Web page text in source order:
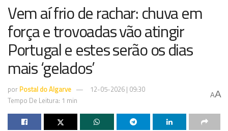
Vem aí frio de rachar: chuva em
força e trovoadas vão atingir
Portugal e estes serão os dias
mais ‘gelados’
por Postal do Algarve
12-05-2026 | 09:30
Tempo De Leitura: 1 min
AA